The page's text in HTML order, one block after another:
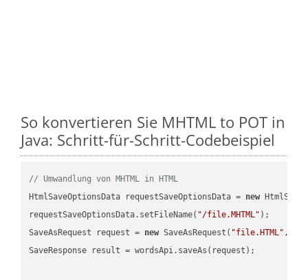
So konvertieren Sie MHTML to POT in
Java: Schritt-für-Schritt-Codebeispiel
// Umwandlung von MHTML in HTML
HtmlSaveOptionsData requestSaveOptionsData = new
requestSaveOptionsData.setFileName( "/file.MHTML" );
SaveAsRequest request = new SaveAsRequest( "file.HTML"
SaveResponse result = wordsApi.saveAs(request);